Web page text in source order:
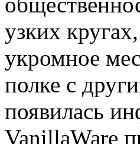
узких
укромное
полке с
появилась
VanillaWare